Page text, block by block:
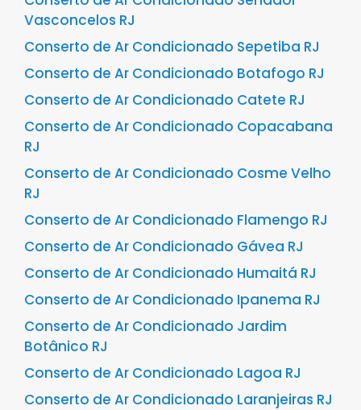
Vasconcelos RJ
Conserto de Ar Condicionado Sepetiba RJ
Conserto de Ar Condicionado Botafogo RJ
Conserto de Ar Condicionado Catete RJ
Conserto de Ar Condicionado Copacabana
RJ
Conserto de Ar Condicionado Cosme Velho
RJ
Conserto de Ar Condicionado Flamengo RJ
Conserto de Ar Condicionado Gávea RJ
Conserto de Ar Condicionado Humaitá RJ
Conserto de Ar Condicionado Ipanema RJ
Conserto de Ar Condicionado Jardim
Botânico RJ
Conserto de Ar Condicionado Lagoa RJ
Conserto de Ar Condicionado Laranjeiras RJ